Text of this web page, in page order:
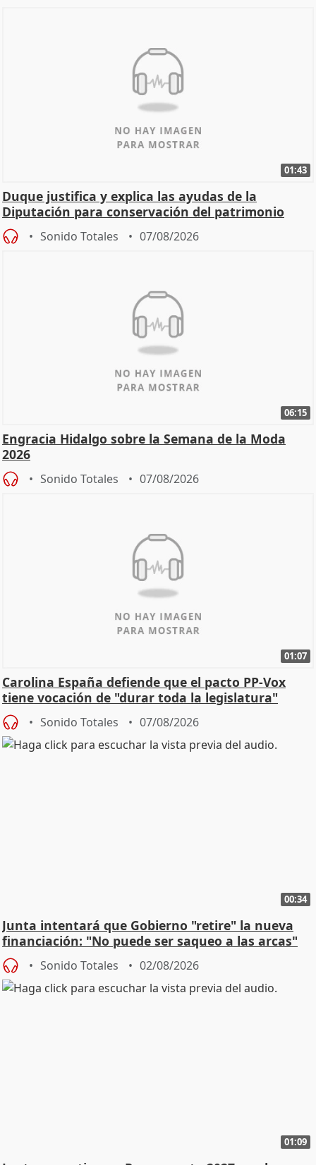
01:43
Duque justifica y explica las ayudas de la
Diputación para conservación del patrimonio
Sonido Totales 07/08/2026
06:15
Engracia Hidalgo sobre la Semana de la Moda
2026
Sonido Totales 07/08/2026
01:07
Carolina España defiende que el pacto PP-Vox
tiene vocación de "durar toda la legislatura"
Sonido Totales 07/08/2026
00:34
Junta intentará que Gobierno "retire" la nueva
financiación: "No puede ser saqueo a las arcas"
Sonido Totales 02/08/2026
01:09